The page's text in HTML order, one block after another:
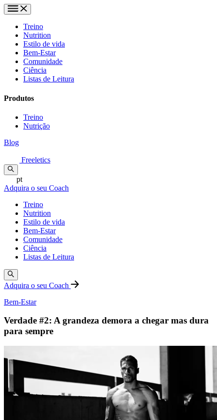
Treino
Nutrition
Estilo de vida
Bem-Estar
Comunidade
Ciência
Listas de Leitura
Produtos
Treino
Nutrição
Blog
Freeletics
pt
Adquira o seu Coach
Treino
Nutrition
Estilo de vida
Bem-Estar
Comunidade
Ciência
Listas de Leitura
Adquira o seu Coach
Bem-Estar
Verdade #2: A grandeza demora a chegar mas dura
para sempre